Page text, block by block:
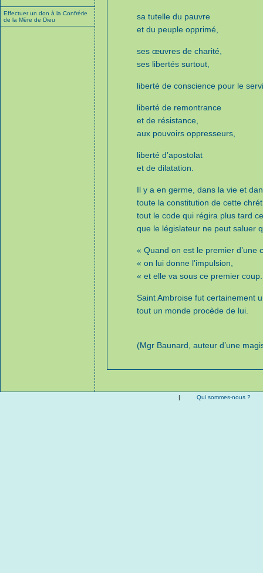
Effectuer un don à la Confrérie
de la Mère de Dieu
sa tutelle du pauvre
et du peuple opprimé,
ses œuvres de charité,
ses libertés surtout,
liberté de conscience pour le
liberté de remontrance
et de résistance,
aux pouvoirs oppresseurs,
liberté d’apostolat
et de dilatation.
Il y a en germe, dans la vie et
toute la constitution de cette
tout le code qui régira plus tard
que le législateur ne peut saluer
« Quand on est le premier d’une
« on lui donne l’impulsion,
« et elle va sous ce premier
Saint Ambroise fut certainement
tout un monde procède de lui.
(Mgr Baunard, auteur d’une
| Qui sommes-nous ?